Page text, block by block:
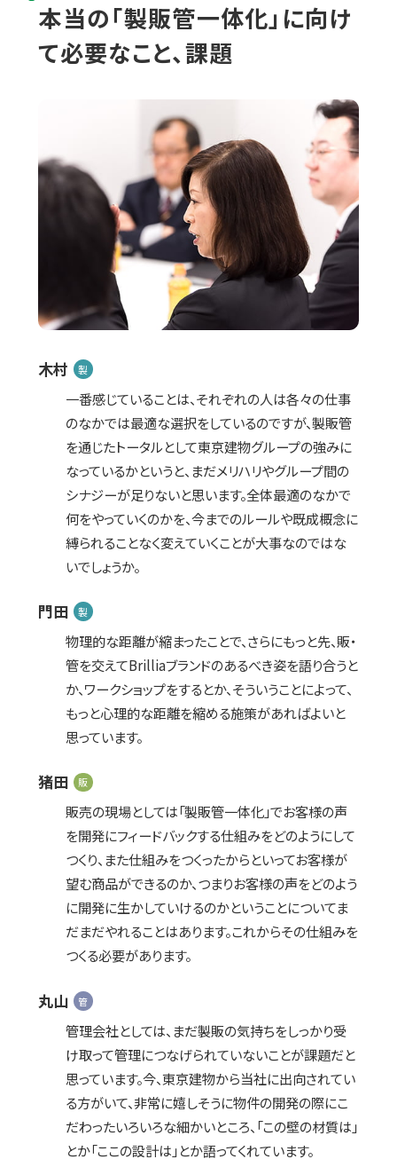
本当の「製販管一体化」に向け
て必要なこと、課題
木村 製
一番感じていることは、それぞれの人は各々の仕事
のなかでは最適な選択をしているのですが、製販管
を通じたトータルとして東京建物グループの強みに
なっているかというと、まだメリハリやグループ間の
シナジーが足りないと思います。全体最適のなかで
何をやっていくのかを、今までのルールや既成概念に
縛られることなく変えていくことが大事なのではな
いでしょうか。
門田 製
物理的な距離が縮まったことで、さらにもっと先、販・
管を交えてBrilliaブランドのあるべき姿を語り合うと
か、ワークショップをするとか、そういうことによって、
もっと心理的な距離を縮める施策があればよいと
思っています。
猪田 販
販売の現場としては「製販管一体化」でお客様の声
を開発にフィードバックする仕組みをどのようにして
つくり、また仕組みをつくったからといってお客様が
望む商品ができるのか、つまりお客様の声をどのよう
に開発に生かしていけるのかということについてま
だまだやれることはあります。これからその仕組みを
つくる必要があります。
丸山 管
管理会社としては、まだ製販の気持ちをしっかり受
け取って管理につなげられていないことが課題だと
思っています。今、東京建物から当社に出向されてい
る方がいて、非常に嬉しそうに物件の開発の際にこ
だわったいろいろな細かいところ、「この壁の材質は」
とか「ここの設計は」とか語ってくれています。